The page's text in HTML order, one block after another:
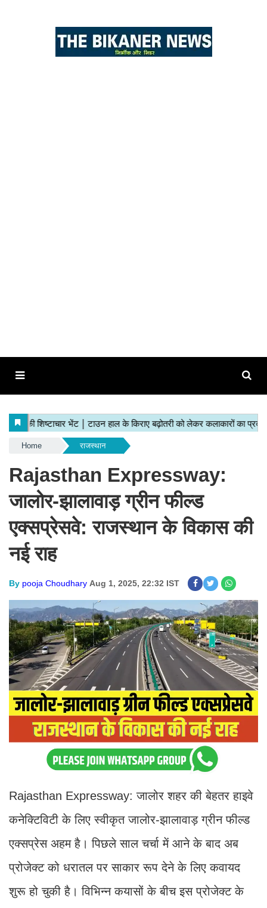
Home राजस्थान
Rajasthan Expressway:
जालोर-झालावाड़ ग्रीन फील्ड
एक्सप्रेसवे: राजस्थान के विकास की
नई राह
By pooja Choudhary Aug 1, 2025, 22:32 IST
Rajasthan Expressway: जालोर शहर की बेहतर हाइवे
कनेक्टिविटी के लिए स्वीकृत जालोर-झालावाड़ ग्रीन फील्ड
एक्सप्रेस अहम है। पिछले साल चर्चा में आने के बाद अब
प्रोजेक्ट को धरातल पर साकार रूप देने के लिए कवायद
शुरू हो चुकी है। विभिन्न कयासों के बीच इस प्रोजेक्ट के